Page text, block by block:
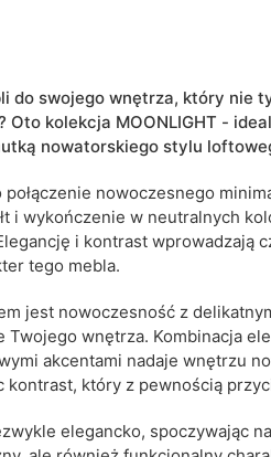
6
i właściwości materiałów,
do swojego wnętrza, który nie
kolekcja MOONLIGHT -
nowatorskiego stylu
połączenie nowoczesnego
i wykończenie w neutralnych
i kontrast wprowadzają
tego mebla.
jest nowoczesność z
Twojego wnętrza. Kombinacja
akcentami nadaje wnętrzu
kontrast, który z pewnością
elegancko, spoczywając